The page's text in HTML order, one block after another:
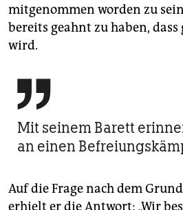
mitgenommen worden zu
bereits geahnt zu haben, dass
wird.

Mit seinem Barett
an einen
Auf die Frage nach dem
erhielt er die Antwort: „Wir